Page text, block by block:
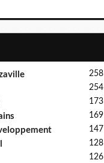
258
254
173
169
147
128
126